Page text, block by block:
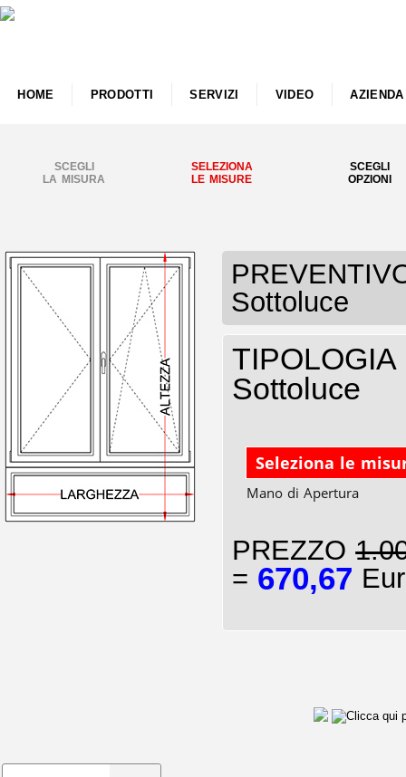
HOME PRODOTTI SERVIZI VIDEO AZIENDA
SCEGLI
LA MISURA
SELEZIONA
LE MISURE
SCEGLI
OPZIONI
Sottoluce
Sottoluce
Seleziona le
Mano di Apertura
PREZZO
= 670,67